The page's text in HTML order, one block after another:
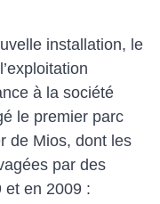
installation, le
à la société
le premier parc
de Mios, dont les
par des
et en 2009 :